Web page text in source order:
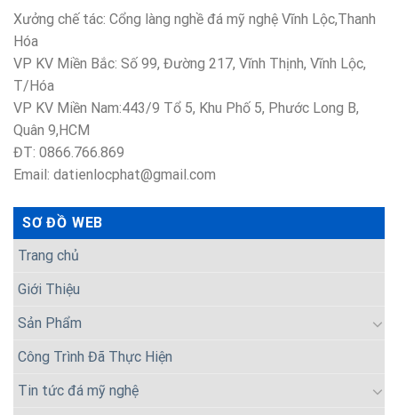
Xưởng chế tác: Cổng làng nghề đá mỹ nghệ Vĩnh Lộc,Thanh
Hóa
VP KV Miền Bắc: Số 99, Đường 217, Vĩnh Thịnh, Vĩnh Lộc,
T/Hóa
VP KV Miền Nam:443/9 Tổ 5, Khu Phố 5, Phước Long B,
Quân 9,HCM
ĐT: 0866.766.869
Email: datienlocphat@gmail.com
SƠ ĐỒ WEB
Trang chủ
Giới Thiệu
Sản Phẩm
Công Trình Đã Thực Hiện
Tin tức đá mỹ nghệ